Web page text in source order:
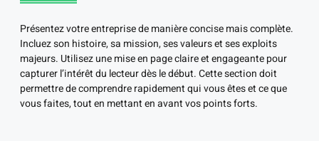
Présentez votre entreprise de manière concise mais complète.
Incluez son histoire, sa mission, ses valeurs et ses exploits
majeurs. Utilisez une mise en page claire et engageante pour
capturer l’intérêt du lecteur dès le début. Cette section doit
permettre de comprendre rapidement qui vous êtes et ce que
vous faites, tout en mettant en avant vos points forts.